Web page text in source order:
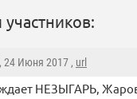
, 24 Июня 2017 , url
НЕЗЫГАРЬ, Жаров